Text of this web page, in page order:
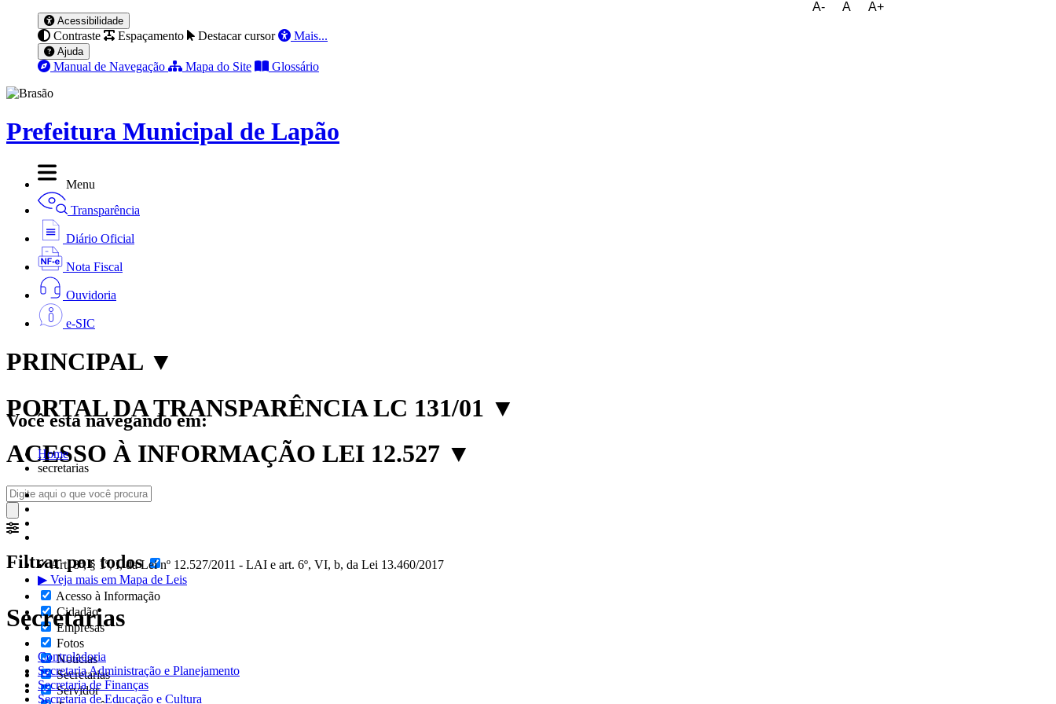
A- A A+
Acessibilidade
Contraste Espaçamento Destacar cursor Mais...
Ajuda
Manual de Navegação Mapa do Site Glossário
Prefeitura Municipal de Lapão
Menu
Transparência
Diário Oficial
Nota Fiscal
Ouvidoria
e-SIC
PRINCIPAL ▼
PORTAL DA TRANSPARÊNCIA LC 131/01 ▼
ACESSO À INFORMAÇÃO LEI 12.527 ▼
Filtrar por todos
Acesso à Informação
Cidadão
Empresas
Fotos
Notícias
Secretarias
Servidor
Você está navegando em:
Home
secretarias
✔ Art. 8º, § 1º, I, da Lei nº 12.527/2011 - LAI e art. 6º, VI, b, da Lei 13.460/2017
▶ Veja mais em Mapa de Leis
Secretarias
Controladoria
Secretaria Administração e Planejamento
Secretaria de Finanças
Secretaria de Educação e Cultura